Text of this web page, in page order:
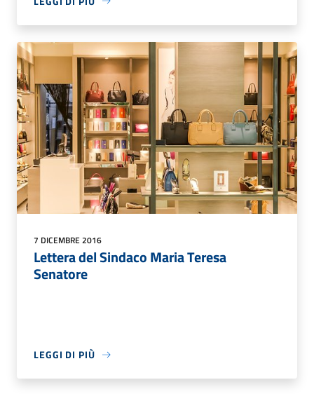
7 DICEMBRE 2016
Lettera del Sindaco Maria Teresa
Senatore
LEGGI DI PIÙ